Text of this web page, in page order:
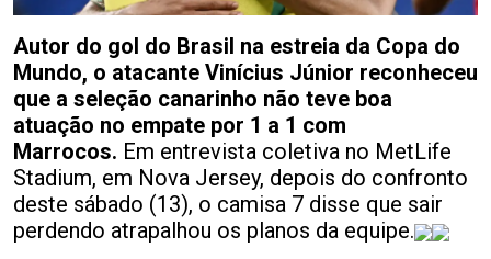
Autor do gol do Brasil na estreia da Copa do
Mundo, o atacante Vinícius Júnior reconheceu
que a seleção canarinho não teve boa
atuação no empate por 1 a 1 com
Marrocos. Em entrevista coletiva no MetLife
Stadium, em Nova Jersey, depois do confronto
deste sábado (13), o camisa 7 disse que sair
perdendo atrapalhou os planos da equipe.